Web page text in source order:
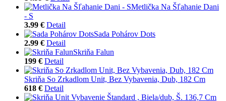
Metlička Na Šľahanie Dani
- S
3.99 € Detail
Sada Pohárov Dots
2.99 € Detail
Skriňa Falun
199 € Detail
Skriňa So Zrkadlom Unit, Bez Vybavenia, Dub, 182 Cm
618 € Detail